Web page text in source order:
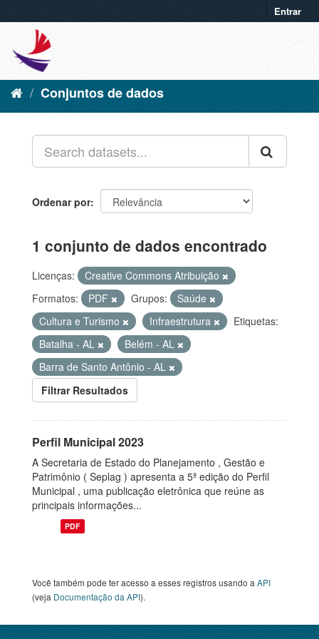
Entrar
Conjuntos de dados
Ordenar por
1 conjunto de dados encontrado
Licenças:
Creative Commons Atribuição
Formatos:
PDF Grupos:
Saúde
Cultura e Turismo
Infraestrutura
Etiquetas:
Batalha - AL
Belém - AL
Barra de Santo Antônio - AL
Filtrar Resultados
Perfil Municipal 2023
A Secretaria de Estado do Planejamento , Gestão e
Patrimônio ( Seplag ) apresenta a 5ª edição do Perfil
Municipal , uma publicação eletrônica que reúne as
principais informações...
PDF
Você também pode ter acesso a esses registros usando a API
(veja Documentação da API).